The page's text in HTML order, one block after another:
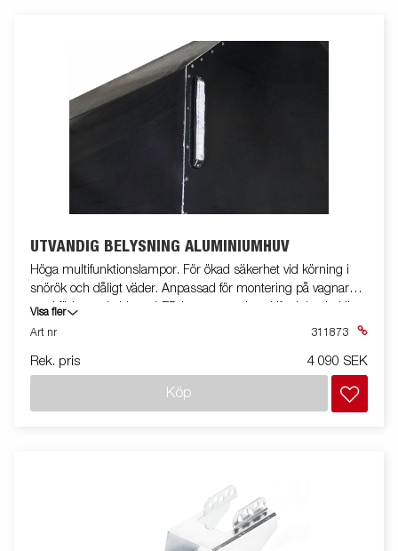
UTVÄNDIG BELYSNING ALUMINIUMHUV
Höga multifunktionslampor. För ökad säkerhet vid körning i
snörök och dåligt väder. Anpassad för montering på vagnar
med förberett kablage. LED-lampor med multifunktion bakljus,
blinkers och bromsfunktion. Kan fås fabriksmonterat med
outline-modeller på grund av lag ECE R48. Komplett kit för
Visa fler
Art nr
311873
Rek. pris 4 090 SEK
Köp